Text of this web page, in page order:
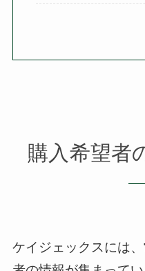
購入希望者
ケイジェックスには